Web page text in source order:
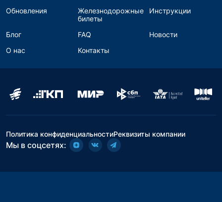
Обновления
Железнодорожные
билеты
Инструкции
Блог FAQ
Новости
О нас
Контакты
Политика конфиденциальностиРеквизиты компании
Мы в соцсетях: